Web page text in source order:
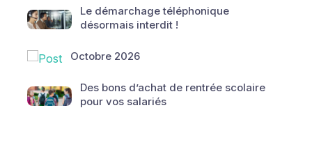
Le démarchage téléphonique
désormais interdit !
Octobre 2026
Des bons d’achat de rentrée scolaire
pour vos salariés